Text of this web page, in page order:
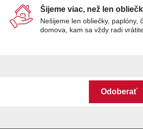
Šijeme viac, než len
Nešijeme len obliečky, paplóny,
domova, kam sa vždy radi
Odoberať